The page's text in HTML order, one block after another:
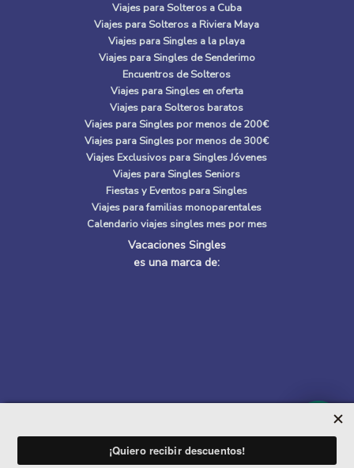
Viajes para Solteros a Cuba
Viajes para Solteros a Riviera Maya
Viajes para Singles a la playa
Viajes para Singles de Senderimo
Encuentros de Solteros
Viajes para Singles en oferta
Viajes para Solteros baratos
Viajes para Singles por menos de 200€
Viajes para Singles por menos de 300€
Viajes Exclusivos para Singles Jóvenes
Viajes para Singles Seniors
Fiestas y Eventos para Singles
Viajes para familias monoparentales
Calendario viajes singles mes por mes
Vacaciones Singles
es una marca de:
Quiénes Somos|Política de privacidad|Política de cookies